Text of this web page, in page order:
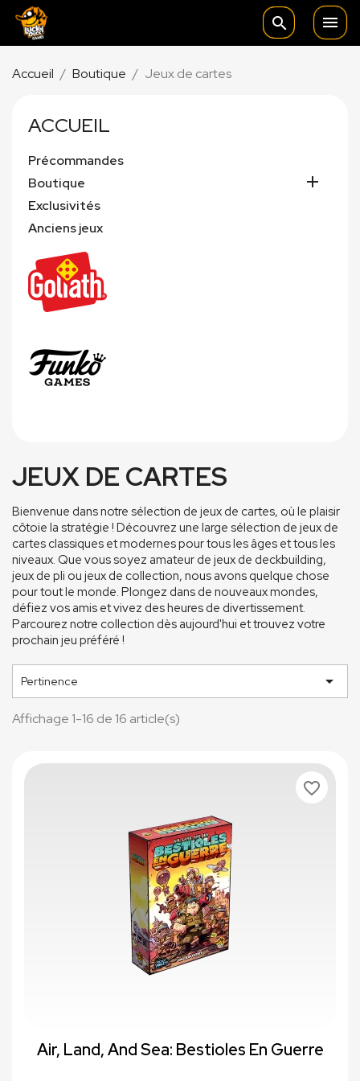
search 
Accueil Boutique Jeux de cartes
ACCUEIL
Précommandes
Boutique

Exclusivités
Anciens jeux
JEUX DE CARTES
Bienvenue dans notre sélection de jeux de cartes, où le plaisir
côtoie la stratégie ! Découvrez une large sélection de jeux de
cartes classiques et modernes pour tous les âges et tous les
niveaux. Que vous soyez amateur de jeux de deckbuilding,
jeux de pli ou jeux de collection, nous avons quelque chose
pour tout le monde. Plongez dans de nouveaux mondes,
défiez vos amis et vivez des heures de divertissement.
Parcourez notre collection dès aujourd'hui et trouvez votre
prochain jeu préféré !
Pertinence 
Affichage 1-16 de 16 article(s)
Air, Land, And Sea: Bestioles En Guerre
favorite_border